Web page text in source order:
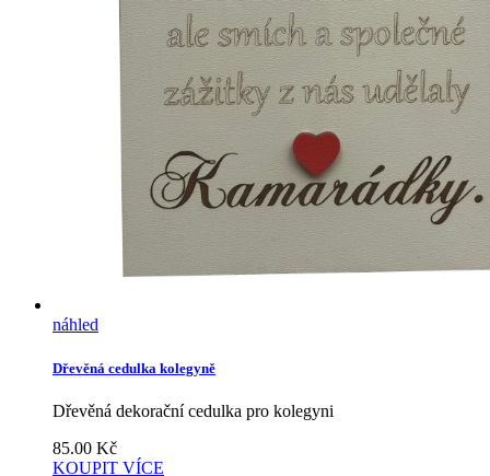
náhled
Dřevěná cedulka kolegyně
Dřevěná dekorační cedulka pro kolegyni
85.00 Kč
KOUPIT VÍCE